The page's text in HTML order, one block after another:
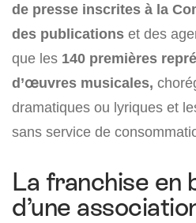
de presse inscrites à la
des publications et des
que les 140 premières
d’œuvres musicales,
dramatiques ou lyriques et
sans service de
La franchise en
d’une